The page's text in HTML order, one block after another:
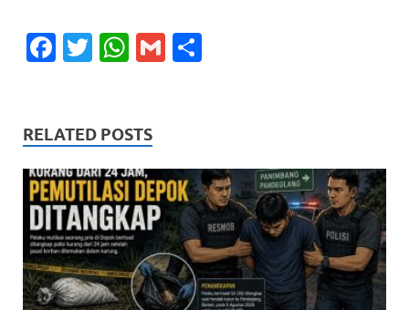
F
b
o
o
k
T
er
W
s
A
p
p
G
RELATED POSTS